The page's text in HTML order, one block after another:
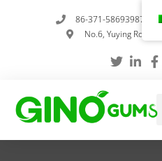
86-371-58693987
No.6, Yuying Road,